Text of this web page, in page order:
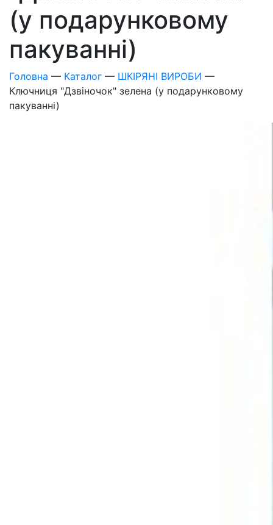
(у подарунковому
пакуванні)
Головна — Каталог — ШКІРЯНІ ВИРОБИ —
Ключниця "Дзвіночок" зелена (у подарунковому
пакуванні)